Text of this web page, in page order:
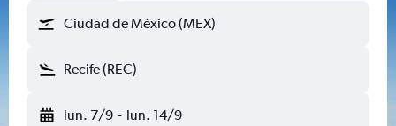
Ciudad de México (MEX)
Recife (REC)
lun. 7/9 - lun. 14/9